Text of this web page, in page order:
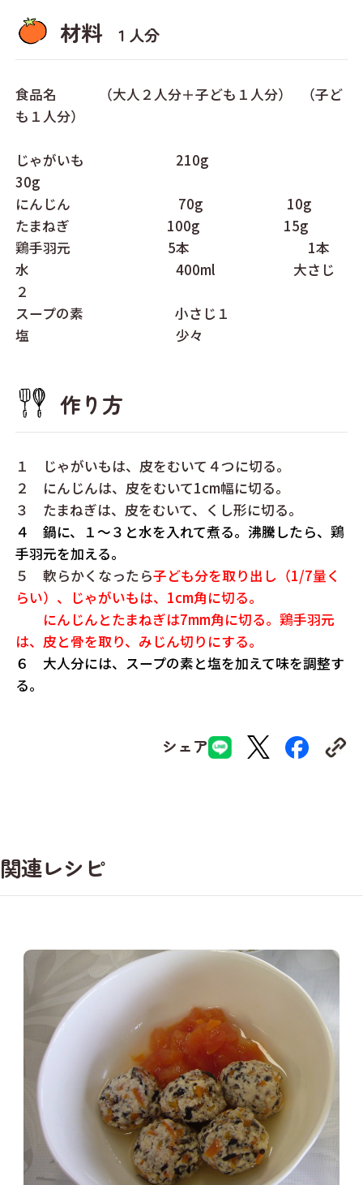
材料 １人分
食品名 （大人２人分＋子ども１人分） （子ど
も１人分）
じゃがいも 210g
30g
にんじん 70g 10g
たまねぎ 100g 15g
鶏手羽元 5本 1本
水 400ml 大さじ
２
スープの素 小さじ１
塩 少々
作り方
１ じゃがいもは、皮をむいて４つに切る。
２ にんじんは、皮をむいて1cm幅に切る。
３ たまねぎは、皮をむいて、くし形に切る。
４ 鍋に、１～３と水を入れて煮る。沸騰したら、鶏
手羽元を加える。
５ 軟らかくなったら子ども分を取り出し（1/7量く
らい）、じゃがいもは、1cm角に切る。
にんじんとたまねぎは7mm角に切る。鶏手羽元
は、皮と骨を取り、みじん切りにする。
６ 大人分には、スープの素と塩を加えて味を調整す
る。
シェア
関連レシピ